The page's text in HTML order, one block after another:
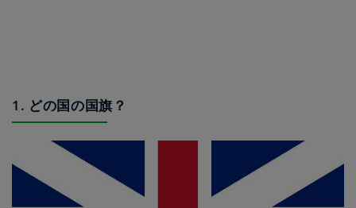
1. どの国の国旗？